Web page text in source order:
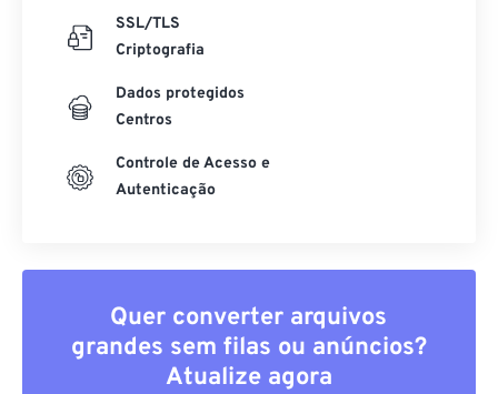
SSL/TLS
Criptografia
Dados protegidos
Centros
Controle de Acesso e
Autenticação
Quer converter arquivos
grandes sem filas ou anúncios?
Atualize agora